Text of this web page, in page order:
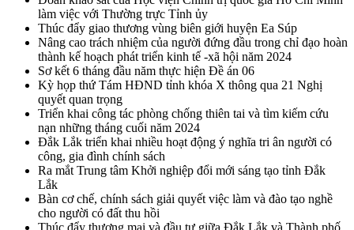
làm việc với Thường trực Tỉnh ủy
Thúc đẩy giao thương vùng biên giới huyện Ea Súp
Nâng cao trách nhiệm của người đứng đầu trong chỉ đạo hoàn
thành kế hoạch phát triển kinh tế -xã hội năm 2024
Sơ kết 6 tháng đầu năm thực hiện Đề án 06
Kỳ họp thứ Tám HĐND tỉnh khóa X thông qua 21 Nghị
quyết quan trọng
Triển khai công tác phòng chống thiên tai và tìm kiếm cứu
nạn những tháng cuối năm 2024
Đắk Lắk triển khai nhiều hoạt động ý nghĩa tri ân người có
công, gia đình chính sách
Ra mắt Trung tâm Khởi nghiệp đổi mới sáng tạo tỉnh Đắk
Lắk
Bàn cơ chế, chính sách giải quyết việc làm và đào tạo nghề
cho người có đất thu hồi